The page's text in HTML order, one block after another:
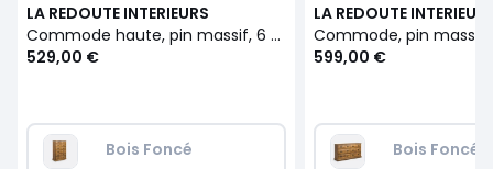
LA REDOUTE INTERIEURS
Commode haute, pin massif, 6 tiroirs, Lindley
529,00 €
Bois Foncé
LA REDOUTE
599,00 €
Bois Foncé